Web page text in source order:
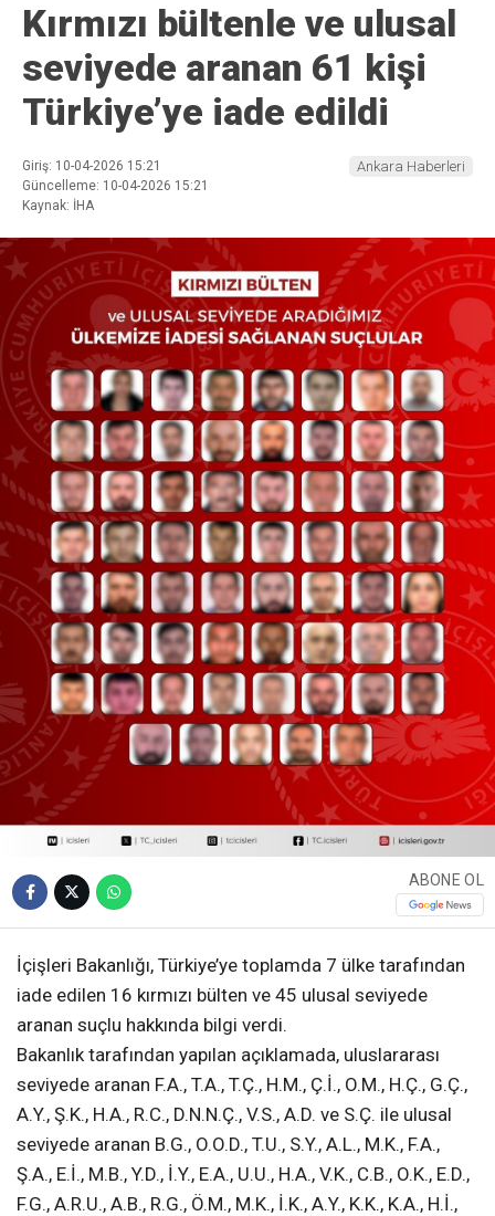
Kırmızı bültenle ve ulusal
seviyede aranan 61 kişi
Türkiye’ye iade edildi
Giriş: 10-04-2026 15:21
Güncelleme: 10-04-2026 15:21
Kaynak: İHA
Ankara Haberleri
ABONE OL
İçişleri Bakanlığı, Türkiye’ye toplamda 7 ülke tarafından
iade edilen 16 kırmızı bülten ve 45 ulusal seviyede
aranan suçlu hakkında bilgi verdi.
Bakanlık tarafından yapılan açıklamada, uluslararası
seviyede aranan F.A., T.A., T.Ç., H.M., Ç.İ., O.M., H.Ç., G.Ç.,
A.Y., Ş.K., H.A., R.C., D.N.N.Ç., V.S., A.D. ve S.Ç. ile ulusal
seviyede aranan B.G., O.O.D., T.U., S.Y., A.L., M.K., F.A.,
Ş.A., E.İ., M.B., Y.D., İ.Y., E.A., U.U., H.A., V.K., C.B., O.K., E.D.,
F.G., A.R.U., A.B., R.G., Ö.M., M.K., İ.K., A.Y., K.K., K.A., H.İ.,